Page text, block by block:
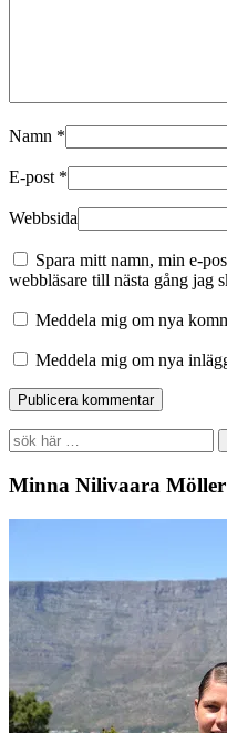
Namn *
E-post *
Webbsida
Spara mitt namn, min e-
webbläsare till nästa gång jag
Meddela mig om nya
Meddela mig om nya
Search
for:
Minna Nilivaara Möller